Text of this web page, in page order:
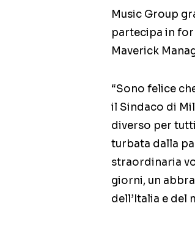
Music Group
partecipa in
Maverick
“Sono felice
il Sindaco di
diverso per
turbata dalla
straordinaria
giorni, un
dell’Italia e del